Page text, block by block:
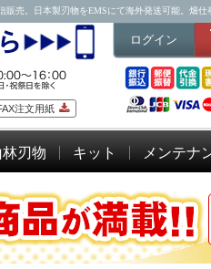
。日本製刃物をEMSにて海外発送可能。畑
注文用紙
ログイン
林刃物 キット メンテナ